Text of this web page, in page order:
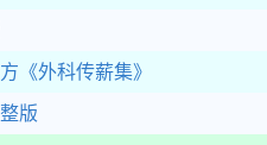
《外科传薪集》
版